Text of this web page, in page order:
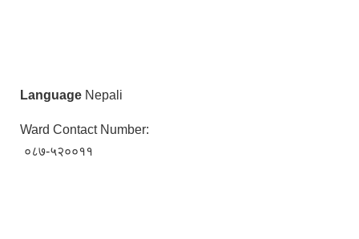
Language Nepali
Ward Contact Number:
०८७-५२००११